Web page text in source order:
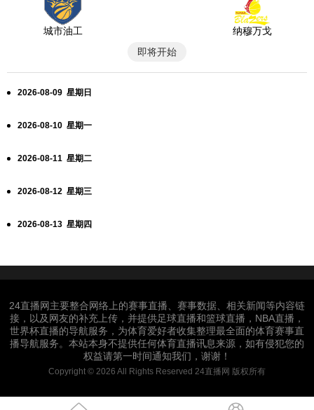
城市油工
纳穆万戈
即将开始
2026-08-09 星期日
2026-08-10 星期一
2026-08-11 星期二
2026-08-12 星期三
2026-08-13 星期四
24直播网主要整合网络上的赛事直播、赛事数据、相关新闻等内容链
接，以及网友的补充上传，并提供足球直播和篮球直播，NBA直播，
世界杯直播的导航服务，为体育爱好者收集整理最全面的体育赛事直
播导航服务。本站本身不提供任何体育直播讯息来源，如有侵犯您的
权益请第一时间通知我们，谢谢！
Copyright © 2026 All Rights Reserved 24直播网 版权所有